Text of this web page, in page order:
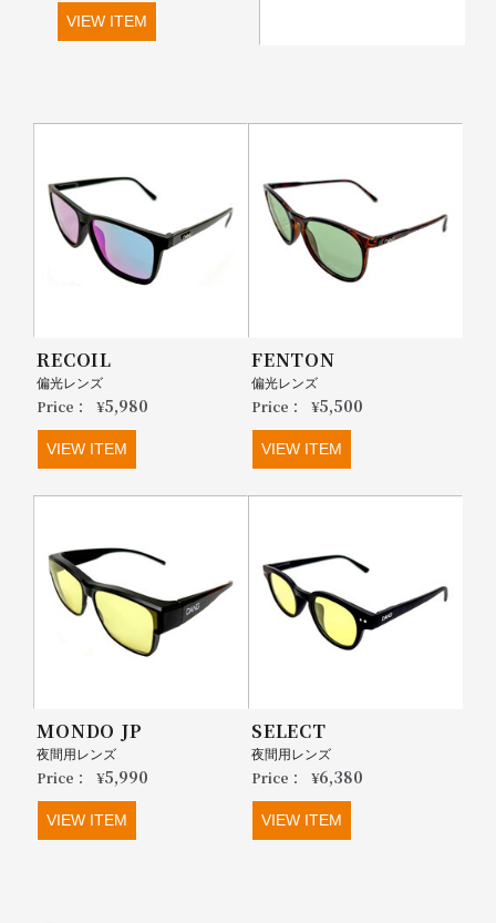
VIEW ITEM
RECOIL
偏光レンズ
Price： ¥5,980
VIEW ITEM
FENTON
偏光レンズ
Price： ¥5,500
VIEW ITEM
MONDO JP
夜間用レンズ
Price： ¥5,990
VIEW ITEM
SELECT
夜間用レンズ
Price： ¥6,380
VIEW ITEM